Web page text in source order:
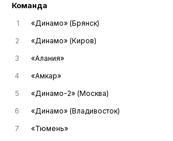
Команда
1 «Динамо» (Брянск)
2
«Динамо» (Киров)
3
«Алания»
4
«Амкар»
5
«Динамо-2» (Москва)
6
«Динамо» (Владивосток)
7
«Тюмень»